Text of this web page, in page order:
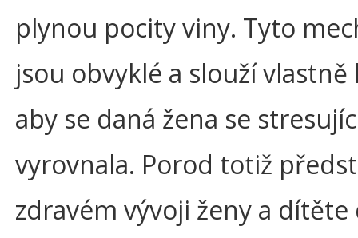
plynou pocity viny. Tyto
jsou obvyklé a slouží
aby se daná žena se
vyrovnala. Porod totiž
zdravém vývoji ženy a